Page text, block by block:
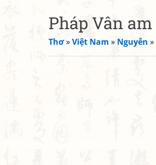
Pháp Vân am
Thơ»Việt Nam » Nguyễn »